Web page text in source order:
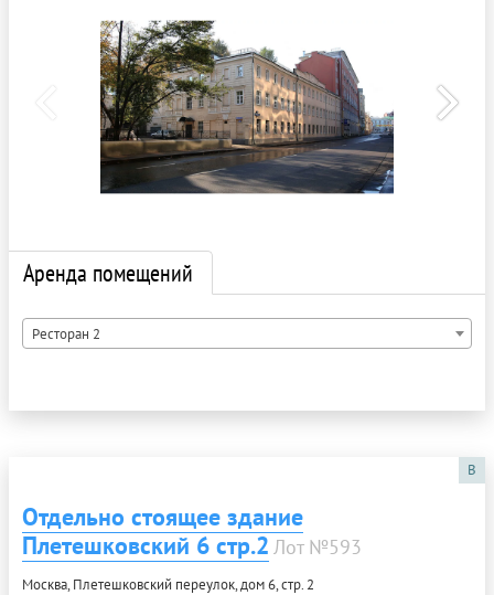
Аренда помещений
Ресторан 2
B
Отдельно стоящее здание
Плетешковский 6 стр.2 Лот №593
Москва, Плетешковский переулок, дом 6, стр. 2